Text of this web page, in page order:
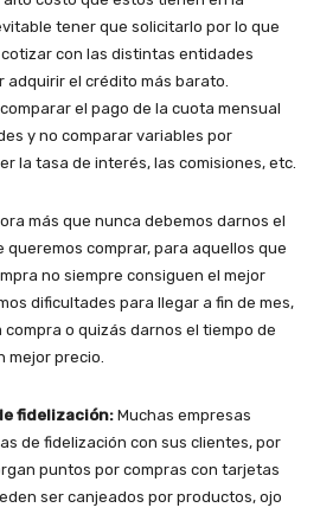
tener que solicitarlo por lo que
con las distintas entidades
adquirir el crédito más barato.
el pago de la cuota mensual
y no comparar variables por
la tasa de interés, las comisiones, etc.
más que nunca debemos darnos el
comprar, para aquellos que
no siempre consiguen el mejor
dificultades para llegar a fin de mes,
o quizás darnos el tiempo de
mejor precio.
fidelización: Muchas empresas
de fidelización con sus clientes, por
puntos por compras con tarjetas
ser canjeados por productos, ojo